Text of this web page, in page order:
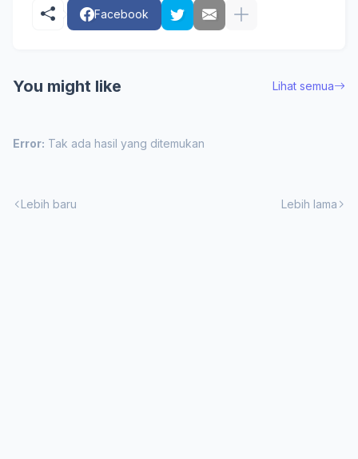
Facebook
You might like Lihat semua
Error: Tak ada hasil yang ditemukan
Lebih baru Lebih lama